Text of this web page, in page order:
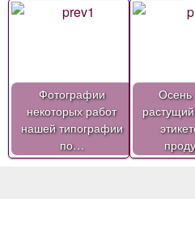
Фотографии
некоторых работ
нашей типографии
по…
Осень